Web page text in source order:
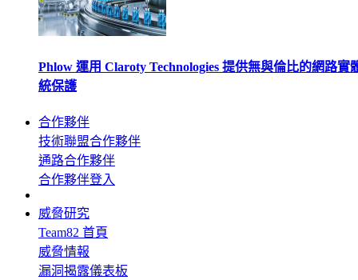
Phlow 運用 Claroty Technologies 提供無與倫比的網路實
統保護
合作夥伴
技術聯盟合作夥伴
通路合作夥伴
合作夥伴登入
威脅研究
Team82 首頁
威脅情報
漏洞揭露儀表板